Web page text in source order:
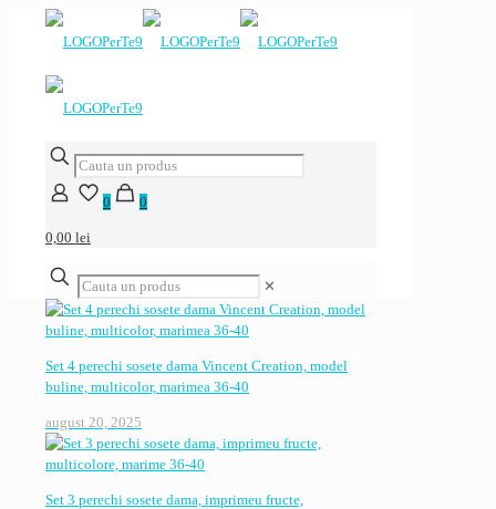
0 0
0,00 lei
✕
Set 4 perechi sosete dama Vincent Creation, model
buline, multicolor, marimea 36-40
august 20, 2025
Set 3 perechi sosete dama, imprimeu fructe,